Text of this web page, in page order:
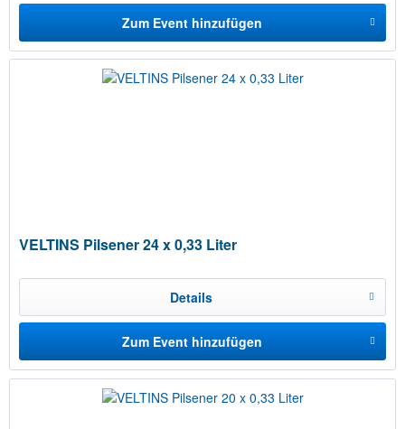
Zum Event hinzufügen
VELTINS Pilsener 24 x 0,33 Liter
Details
Zum Event hinzufügen